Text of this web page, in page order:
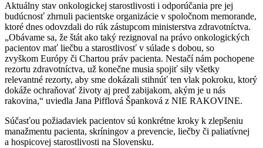
Aktuálny stav onkologickej starostlivosti i odporúčania pre jej
budúcnosť zhrnuli pacientske organizácie v spoločnom memorande,
ktoré dnes odovzdali do rúk zástupcom ministerstva zdravotníctva.
„Obávame sa, že štát ako taký rezignoval na právo onkologických
pacientov mať liečbu a starostlivosť v súlade s dobou, so
zvyškom Európy či Chartou práv pacienta. Nestačí nám pochopene
rezortu zdravotníctva, už konečne musia spojiť sily všetky
relevantné rezorty, aby sme dokázali stihnúť ten vlak pokroku, ktorý
dokáže ochraňovať životy aj pred zabijakom, akým je u nás
rakovina,“ uviedla Jana Pifflová Španková z NIE RAKOVINE.
Súčasťou požiadaviek pacientov sú konkrétne kroky k zlepšeniu
manažmentu pacienta, skríningov a prevencie, liečby či paliatívnej
a hospicovej starostlivosti na Slovensku.